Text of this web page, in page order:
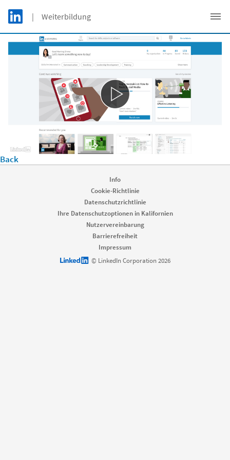
Skip to main content
LinkedIn Logo
| Weiterbildung
Back
Info
Cookie-Richtlinie
Datenschutzrichtlinie
Ihre Datenschutzoptionen in Kalifornien
Nutzervereinbarung
Barrierefreiheit
Impressum
LinkedIn logo© LinkedIn Corporation 2026